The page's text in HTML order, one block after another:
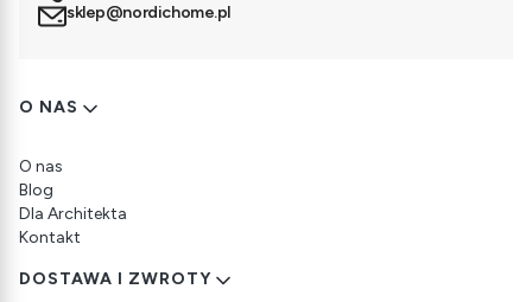
sklep@nordichome.pl
Linki w stopce
O NAS
O nas
Blog
Dla Architekta
Kontakt
DOSTAWA I ZWROTY